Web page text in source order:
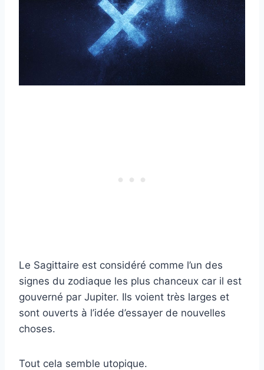
Le Sagittaire est considéré comme l’un des
signes du zodiaque les plus chanceux car il est
gouverné par Jupiter. Ils voient très larges et
sont ouverts à l’idée d’essayer de nouvelles
choses.
Tout cela semble utopique.